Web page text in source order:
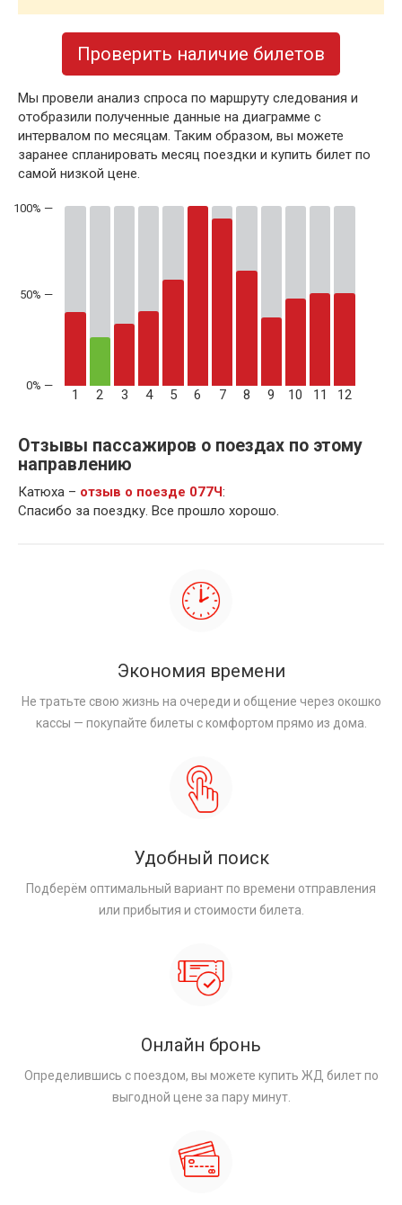
Проверить наличие билетов
Мы провели анализ спроса по маршруту следования и
отобразили полученные данные на диаграмме с
интервалом по месяцам. Таким образом, вы можете
заранее спланировать месяц поездки и купить билет по
самой низкой цене.
50% —
1 2 3 4 5 6 7 8 9 10 11 12
Отзывы пассажиров о поездах по этому
направлению
Катюха – отзыв о поезде 077Ч:
Спасибо за поездку. Все прошло хорошо.
Экономия времени
Не тратьте свою жизнь на очереди и общение через окошко
кассы — покупайте билеты с комфортом прямо из дома.
Удобный поиск
Подберём оптимальный вариант по времени отправления
или прибытия и стоимости билета.
Онлайн бронь
Определившись с поездом, вы можете купить ЖД билет по
выгодной цене за пару минут.